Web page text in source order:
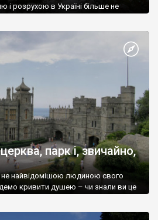
і розрухою в Україні більше не
парк і, звичайно,
найвідомішою людиною свого
кривити душею – чи знали ви це